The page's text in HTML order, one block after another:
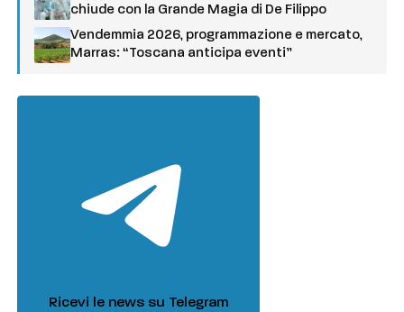
chiude con la Grande Magia di De Filippo
Vendemmia 2026, programmazione e mercato,
Marras: “Toscana anticipa eventi”
Ricevi le news su Telegram